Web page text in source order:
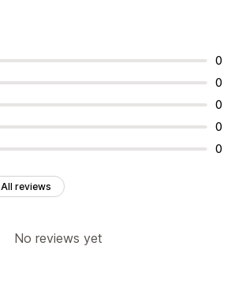
0
0
0
0
0
All reviews
No reviews yet